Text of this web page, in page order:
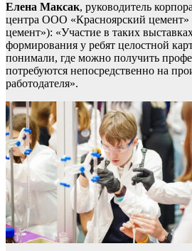
Елена Максак, руководитель
центра ООО «Красноярский
цемент»): «Участие в таких
формирования у ребят целостной
понимали, где можно получить
потребуются непосредственно на
работодателя».